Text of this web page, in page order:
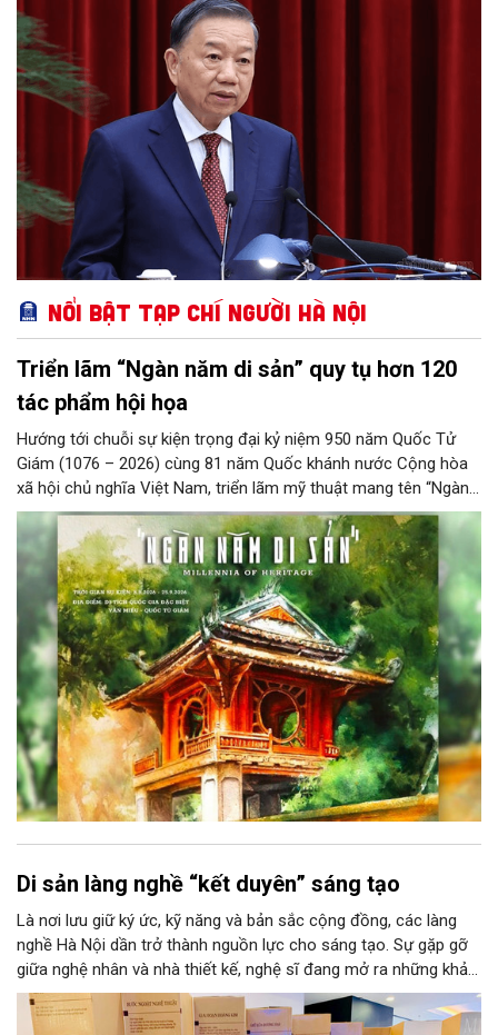
Nổi bật Tạp chí Người Hà Nội
Triển lãm “Ngàn năm di sản” quy tụ hơn 120
tác phẩm hội họa
Hướng tới chuỗi sự kiện trọng đại kỷ niệm 950 năm Quốc Tử
Giám (1076 – 2026) cùng 81 năm Quốc khánh nước Cộng hòa
xã hội chủ nghĩa Việt Nam, triển lãm mỹ thuật mang tên “Ngàn
năm di sản” sẽ chính thức khai mạc vào ngày 8/8 tại Nhà Thái
Học, Di tích Quốc gia đặc biệt Văn Miếu – Quốc Tử Giám. Sự
kiện kéo dài đến ngày 25/9/2026 hứa hẹn trở thành điểm đến
văn hóa đầy sức hút, góp phần làm phong phú đời sống nghệ
thuật của Thủ đô trong mùa thu này.
Di sản làng nghề “kết duyên” sáng tạo
Là nơi lưu giữ ký ức, kỹ năng và bản sắc cộng đồng, các làng
nghề Hà Nội dần trở thành nguồn lực cho sáng tạo. Sự gặp gỡ
giữa nghệ nhân và nhà thiết kế, nghệ sĩ đang mở ra những khả
năng phát triển mới cho thủ công đương đại trên nền tảng di
sản. Từ những cuộc “kết duyên” đầy cảm hứng ấy, Hà Nội đang